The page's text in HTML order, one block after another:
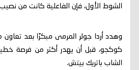
الشوط الأول، فإن الفاعلية كانت من نصيب
وهدد أردا جولر المرمى مبكرًا بعد تعاون
كوكجو، قبل أن يهدر أكثر من فرصة
الشاب باتريك بيتش.